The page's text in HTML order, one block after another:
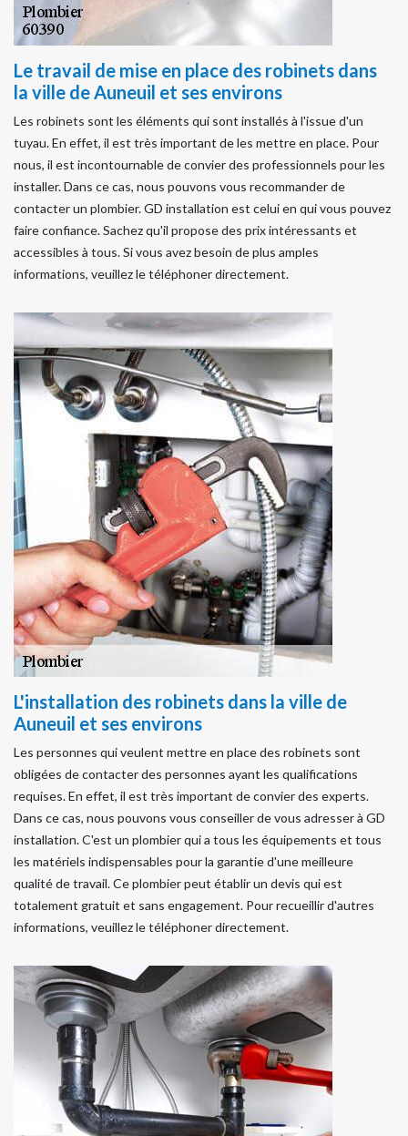
Le travail de mise en place des robinets dans
la ville de Auneuil et ses environs
Les robinets sont les éléments qui sont installés à l'issue d'un
tuyau. En effet, il est très important de les mettre en place. Pour
nous, il est incontournable de convier des professionnels pour les
installer. Dans ce cas, nous pouvons vous recommander de
contacter un plombier. GD installation est celui en qui vous pouvez
faire confiance. Sachez qu'il propose des prix intéressants et
accessibles à tous. Si vous avez besoin de plus amples
informations, veuillez le téléphoner directement.
L'installation des robinets dans la ville de
Auneuil et ses environs
Les personnes qui veulent mettre en place des robinets sont
obligées de contacter des personnes ayant les qualifications
requises. En effet, il est très important de convier des experts.
Dans ce cas, nous pouvons vous conseiller de vous adresser à GD
installation. C'est un plombier qui a tous les équipements et tous
les matériels indispensables pour la garantie d'une meilleure
qualité de travail. Ce plombier peut établir un devis qui est
totalement gratuit et sans engagement. Pour recueillir d'autres
informations, veuillez le téléphoner directement.